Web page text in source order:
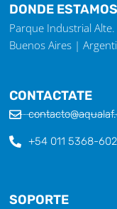
DONDE ESTAMOS
Parque Industrial
Buenos Aires |
CONTACTATE
+54 011 5368-
SOPORTE